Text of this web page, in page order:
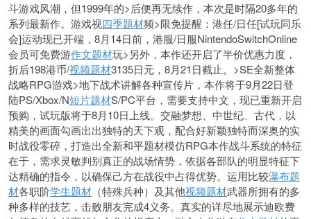
斗游戏风潮，但1999年的>后便再无续作， 本次是时隔20多年的
系列最新作。游戏视四季题材频>限免提醒：港任/日任[试玩同乐
会]运动现已开端，8月14日前，港服/日服NintendoSwitchOnline
会员可免费游作文题材玩>另外，本作还开启了半价优惠力度，
折后198港币/视频题材3135日元，8月21日截止。>SE全新整体
战略RPG游戏>地下战术讲解各种宣传片，本作将于9月22日登
陆PS/Xbox/N短片题材S/PC平台，需要支持中文，现已重新开启
预购，试玩版将于8月10日上线。交融梦想、中世纪、古代，以
精美的画面勾画出出独特的天下观，配合好新颖独特而深奥的实
时战役零碎，打造出全新和平题材模仿RPG本作战斗系统的特征
在于，需求灵敏判别真正的战场情势，依据各部队的明显特征下
达精确的指令，以确保己方在战役中占得优势。运用比较瀑布题
材各职阶学生题材 （特殊兵种）及其他视频题材武器所拥有的多
种多样的技艺，击败朋友完成4义务。真实的详尽地展示迪欧费